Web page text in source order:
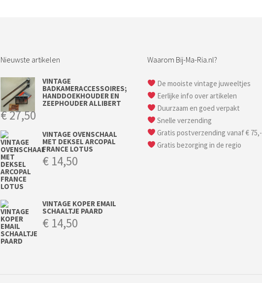
Nieuwste artikelen
VINTAGE
BADKAMERACCESSOIRES;
HANDDOEKHOUDER EN
ZEEPHOUDER ALLIBERT
€27,50
VINTAGE OVENSCHAAL
MET DEKSEL ARCOPAL
FRANCE LOTUS
€ 14,50
VINTAGE KOPER EMAIL
SCHAALTJE PAARD
€ 14,50
Waarom Bij-Ma-Ria.nl?
De mooiste vintage juweeltjes
Eerlijke info over artikelen
Duurzaam en goed verpakt
Snelle verzending
Gratis postverzending vanaf € 75,-
Gratis bezorging in de regio